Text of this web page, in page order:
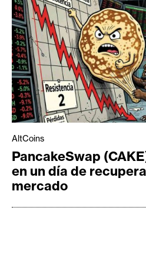
AltCoins
PancakeSwap
en un día de
mercado